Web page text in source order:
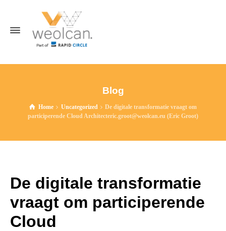
Blog
Home Uncategorized
De digitale transformatie vraagt om
participerende Cloud Architecteric.groot@weolcan.eu (Eric Groot)
De digitale transformatie
vraagt om participerende
Cloud